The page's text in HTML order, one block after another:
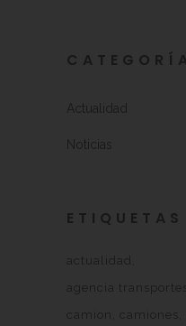
Actualidad
Noticias
ETIQUETAS
actualidad
agencia
camion
camiones